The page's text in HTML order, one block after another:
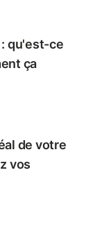
qu'est-ce
ça
de votre
vos